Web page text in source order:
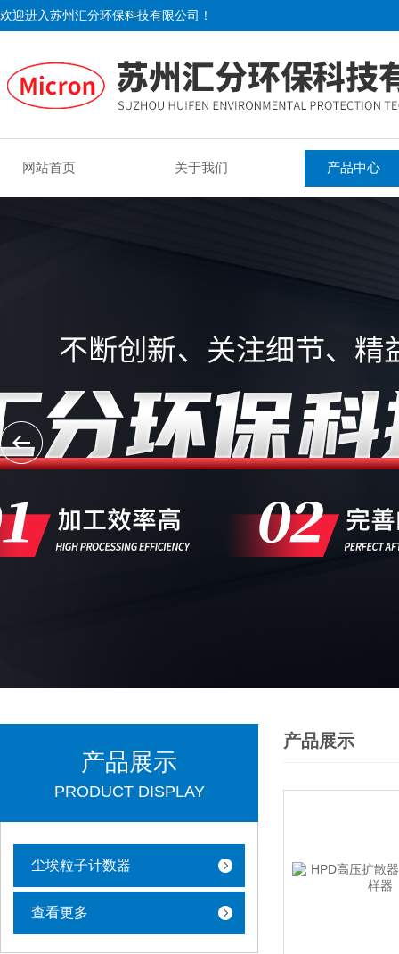
欢迎进入苏州汇分环保科技有限公司！
网站首页 关于我们 产品中心
产品展示
PRODUCT DISPLAY
尘埃粒子计数器
查看更多
产品展示